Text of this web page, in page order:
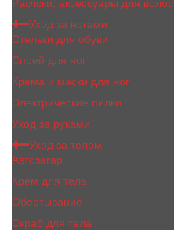
Расчски, аксессуары для волос
Уход за ногами
Стельки для обуви
Спрей для ног
Крема и маски для ног
Электрические пилки
Уход за руками
Уход за телом
Автозагар
Крем для тела
Обертывание
Скраб для тела